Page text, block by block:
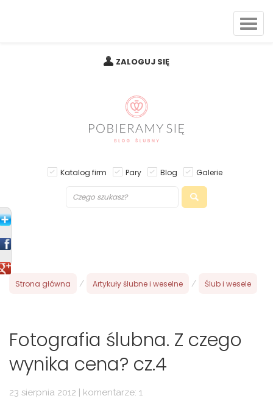
ZALOGUJ SIĘ
Katalog firm Pary Blog Galerie
Strona główna / Artykuły ślubne i weselne / Ślub i wesele
Fotografia ślubna. Z czego
wynika cena? cz.4
23 sierpnia 2012 | komentarze: 1